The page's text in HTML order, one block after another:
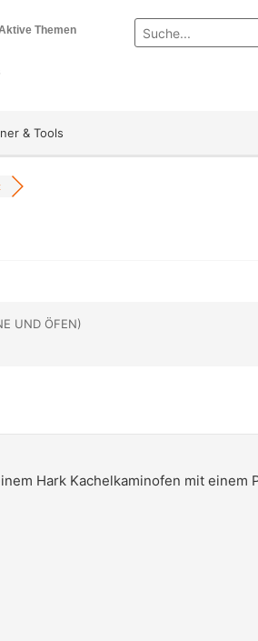
Themen
& Tools
UND ÖFEN)
Hark Kachelkaminofen mit einem